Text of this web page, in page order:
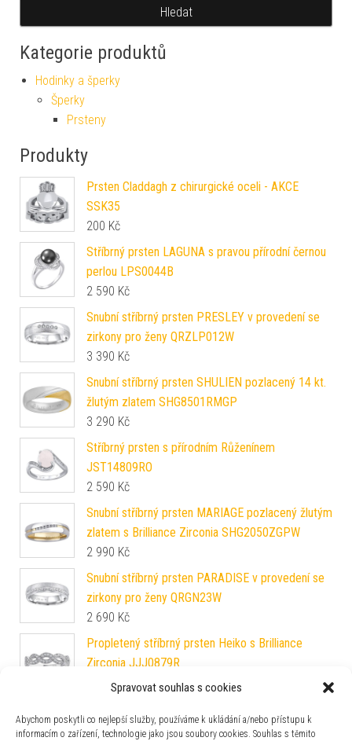
Spravovat souhlas s cookies
Abychom poskytli co nejlepší služby, používáme k ukládání a/nebo přístupu k
informacím o zařízení, technologie jako jsou soubory cookies. Souhlas s těmito
Hledat
Kategorie produktů
Hodinky a šperky
Šperky
Prsteny
Produkty
Prsten Claddagh z chirurgické oceli - AKCE
SSK35
200 Kč
Stříbrný prsten LAGUNA s pravou přírodní černou
perlou LPS0044B
2 590 Kč
Snubní stříbrný prsten PRESLEY v provedení se
zirkony pro ženy QRZLP012W
3 390 Kč
Snubní stříbrný prsten SHULIEN pozlacený 14 kt.
žlutým zlatem SHG8501RMGP
3 290 Kč
Stříbrný prsten s přírodním Růženínem
JST14809RO
2 590 Kč
Snubní stříbrný prsten MARIAGE pozlacený žlutým
zlatem s Brilliance Zirconia SHG2050ZGPW
2 990 Kč
Snubní stříbrný prsten PARADISE v provedení se
zirkony pro ženy QRGN23W
2 690 Kč
Propletený stříbrný prsten Heiko s Brilliance
Zirconia JJJ0879R
1 190Kč
RRC2021M